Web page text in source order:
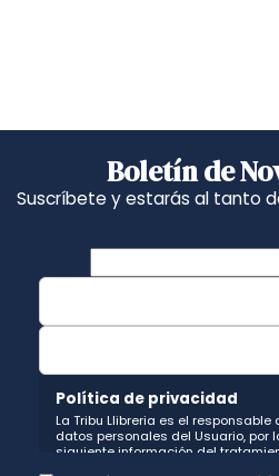
Boletín de
Suscríbete y estarás al tanto
Política de privacidad
La Tribu Llibreria es el
datos personales del Usuario, por
siguiente información del